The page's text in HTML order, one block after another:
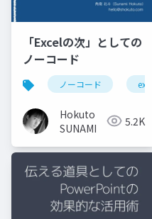
「Excelの次」としての
ノーコード
ノーコード excel
Hokuto
SUNAMI
5.2K